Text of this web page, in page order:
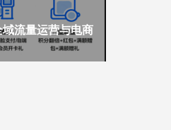
流量运营与电商